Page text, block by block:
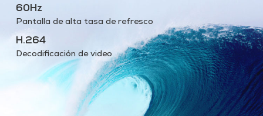
60Hz
Pantalla de alta tasa de refresco
H.264
Decodificación de video